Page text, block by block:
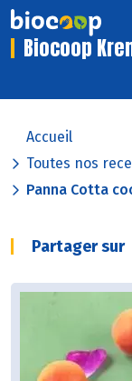
Biocoop
Accueil
Toutes nos
Panna Cotta
Partager sur